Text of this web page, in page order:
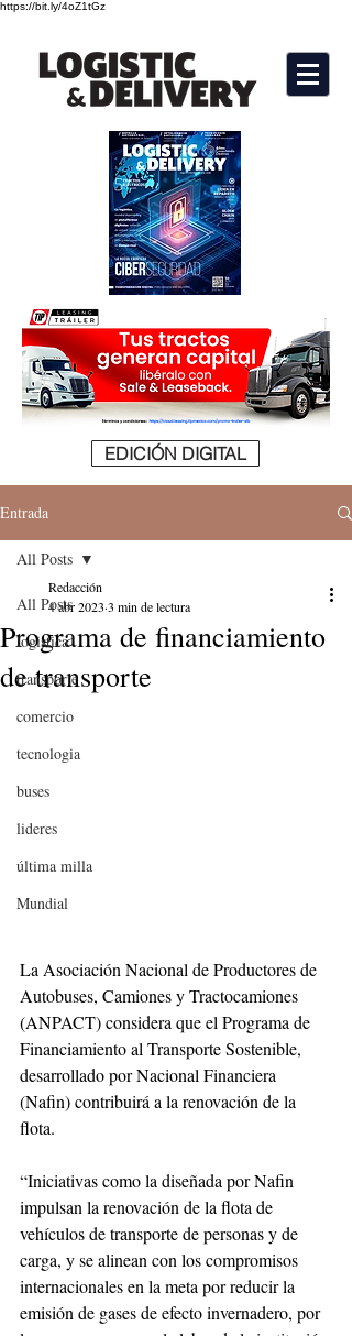
https://bit.ly/4oZ1tGz
EDICIÓN DIGITAL
Entrada
All Posts
logistica
transporte
comercio
tecnologia
buses
lideres
última milla
Mundial
All Posts
Programa de financiamiento
de transporte
Redacción
4 abr 2023 3 min de lectura
La Asociación Nacional de Productores de
Autobuses, Camiones y Tractocamiones
(ANPACT) considera que el Programa de
Financiamiento al Transporte Sostenible,
desarrollado por Nacional Financiera
(Nafin) contribuirá a la renovación de la
flota.
“Iniciativas como la diseñada por Nafin
impulsan la renovación de la flota de
vehículos de transporte de personas y de
carga, y se alinean con los compromisos
internacionales en la meta por reducir la
emisión de gases de efecto invernadero, por